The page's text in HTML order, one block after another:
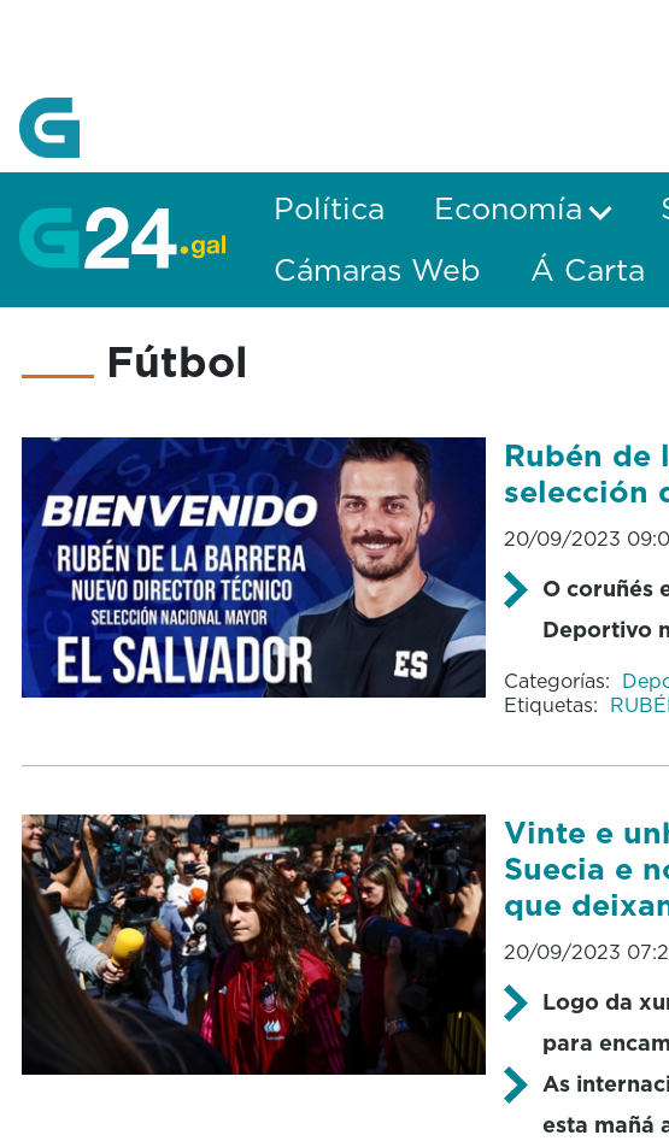
Política Economía
Cámaras Web
Á Carta
Fútbol
Rubén de
selección
20/09/2023
O coruñés
Deportivo
Categorías:
Etiquetas:
Vinte e
Suecia e
que
20/09/2023
Logo da
para
As
esta mañá